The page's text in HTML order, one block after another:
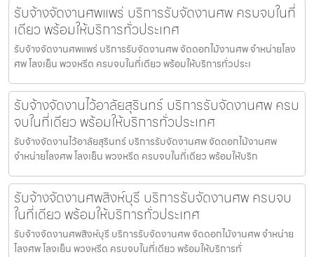
รับจ้างจัดงานศพแพร่ บริการรับจัดงานศพ ครบจบในที่
เดียว พร้อมให้บริการทั่วประเทศ
รับจ้างจัดงานศพแพร่ บริการรับจัดงานศพ จัดดอกไม้งานศพ จำหน่ายโลง
ศพ โลงเย็น พวงหรีด ครบจบในที่เดียว พร้อมให้บริการทั่วประเ
รับจ้างจัดงานไว้อาลัยสุรินทร์ บริการรับจัดงานศพ ครบ
จบในที่เดียว พร้อมให้บริการทั่วประเทศ
รับจ้างจัดงานไว้อาลัยสุรินทร์ บริการรับจัดงานศพ จัดดอกไม้งานศพ
จำหน่ายโลงศพ โลงเย็น พวงหรีด ครบจบในที่เดียว พร้อมให้บริก
รับจ้างจัดงานศพสิงห์บุรี บริการรับจัดงานศพ ครบจบ
ในที่เดียว พร้อมให้บริการทั่วประเทศ
รับจ้างจัดงานศพสิงห์บุรี บริการรับจัดงานศพ จัดดอกไม้งานศพ จำหน่าย
โลงศพ โลงเย็น พวงหรีด ครบจบในที่เดียว พร้อมให้บริการทั่